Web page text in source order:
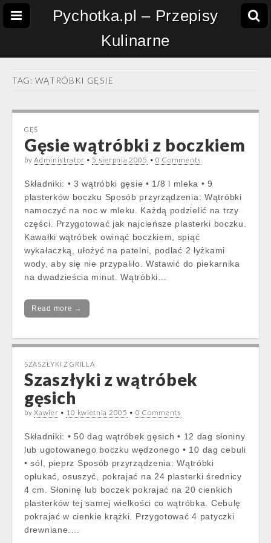
Pychotka.pl – Przepisy
Kulinarne
TAG: WĄTRÓBKI GĘSIE
GĘŚ
Gęsie wątróbki z boczkiem
byAdministrator • 5 sierpnia 2005 • 0 Comments
Składniki: • 3 wątróbki gęsie • 1/8 l mleka • 9
plasterków boczku Sposób przyrządzenia: Wątróbki
namoczyć na noc w mleku. Każdą podzielić na trzy
części. Przygotować jak najcieńsze plasterki boczku.
Kawałki wątróbek owinąć boczkiem, spiąć
wykałaczką, ułożyć na patelni, podlać 2 łyżkami
wody, aby się nie przypaliło. Wstawić do piekarnika
na dwadzieścia minut. Wątróbki…
Read more →
SZASZŁYKI Z GRILLA
Szaszłyki z wątróbek
gęsich
byXawier • 10 kwietnia 2005 • 0 Comments
Składniki: • 50 dag wątróbek gęsich • 12 dag słoniny
lub ugotowanego boczku wędzonego • 10 dag cebuli
• sól, pieprz Sposób przyrządzenia: Wątróbki
opłukać, osuszyć, pokrajać na 24 plasterki średnicy
4 cm. Słoninę lub boczek pokrajać na 20 cienkich
plasterków tej samej wielkości co wątróbka. Cebulę
pokrajać w cienkie krążki. Przygotować 4 patyczki
drewniane.…